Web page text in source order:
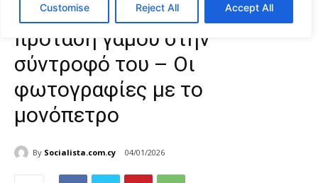
Customise Reject All Accept All
Νταμιάνο Ντάβιντ: Έκανε
πρόταση γάμου στην
σύντροφό του – Οι
φωτογραφίες με το
μονόπετρο
By Socialista.com.cy 04/01/2026